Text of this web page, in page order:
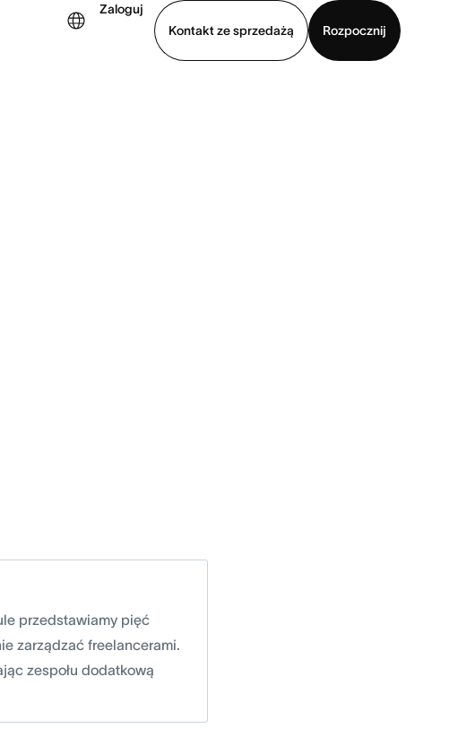
Zaloguj
Kontakt ze sprzedażą
Rozpocznij
przedstawiamy pięć
zarządzać freelancerami.
zespołu dodatkową